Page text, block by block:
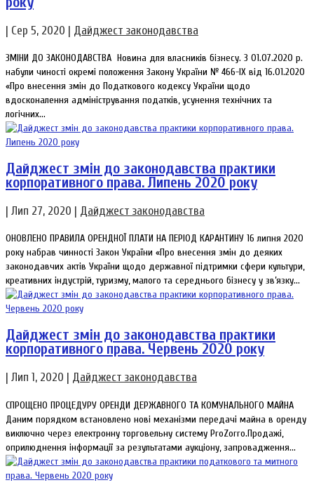
| Сер 5, 2020 | Дайджест законодавства
ЗМІНИ ДО ЗАКОНОДАВСТВА Новина для власників бізнесу. З 01.07.2020 р.
набули чиності окремі положення Закону України № 466-ІХ від 16.01.2020
«Про внесення змін до Податкового кодексу України щодо
вдосконалення адміністрування податків, усунення технічних та
логічних...
Дайджест змін до законодавства практики
корпоративного права. Липень 2020 року
Лип 27, 2020 Дайджест законодавства
ОНОВЛЕНО ПРАВИЛА ОРЕНДНОЇ ПЛАТИ НА ПЕРІОД КАРАНТИНУ 16 липня 2020
року набрав чинності Закон України «Про внесення змін до деяких
законодавчих актів України щодо державної підтримки сфери культури,
креативних індустрій, туризму, малого та середнього бізнесу у зв’язку...
Дайджест змін до законодавства практики
корпоративного права. Червень 2020 року
Лип 1, 2020 Дайджест законодавства
СПРОЩЕНО ПРОЦЕДУРУ ОРЕНДИ ДЕРЖАВНОГО ТА КОМУНАЛЬНОГО МАЙНА
Даним порядком встановлено нові механізми передачі майна в оренду
виключно через електронну торговельну систему ProZorro.Продажі,
оприлюднення інформації за результатами аукціону, запровадження...